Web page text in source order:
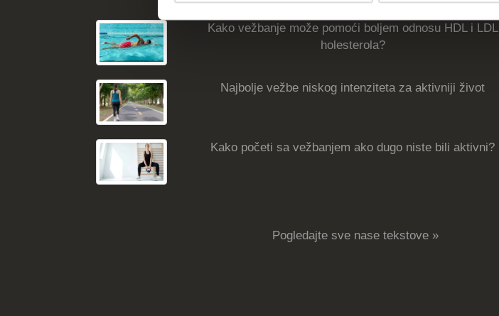
Kako vežbanje može pomoći boljem odnosu HDL i LDL
holesterola?
Najbolje vežbe niskog intenziteta za aktivniji život
Kako početi sa vežbanjem ako dugo niste bili aktivni?
Pogledajte sve nase tekstove »